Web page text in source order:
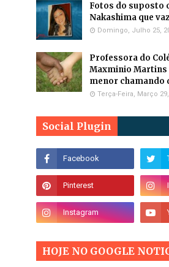
Fotos do suposto
Nakashima que
Domingo, Julho 25,
Professora do
Maxminio
menor chamando
Terça-Feira, Março 29,
Social Plugin
HOJE NO GOOGLE